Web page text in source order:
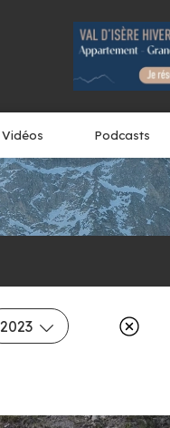
Vidéos Podcasts
2023